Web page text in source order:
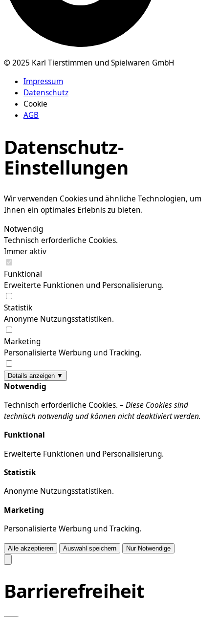
© 2025 Karl Tierstimmen und Spielwaren GmbH
Impressum
Datenschutz
Cookie
AGB
Datenschutz-
Einstellungen
Wir verwenden Cookies und ähnliche Technologien, um
Ihnen ein optimales Erlebnis zu bieten.
Notwendig
Technisch erforderliche Cookies.
Immer aktiv
Funktional
Erweiterte Funktionen und Personalisierung.
Statistik
Anonyme Nutzungsstatistiken.
Marketing
Personalisierte Werbung und Tracking.
Details anzeigen ▼
Notwendig
Technisch erforderliche Cookies. – Diese Cookies sind
technisch notwendig und können nicht deaktiviert werden.
Funktional
Erweiterte Funktionen und Personalisierung.
Statistik
Anonyme Nutzungsstatistiken.
Marketing
Personalisierte Werbung und Tracking.
Alle akzeptieren Auswahl speichern Nur Notwendige
Barrierefreiheit